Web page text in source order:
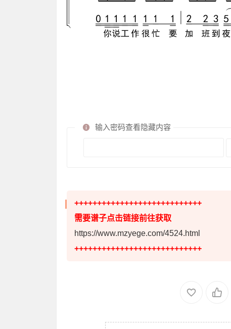
输入密码查看隐藏内容
++++++++++++++++++++++++++++
需要谱子点击链接前往获取
https://www.mzyege.com/4524.html
++++++++++++++++++++++++++++